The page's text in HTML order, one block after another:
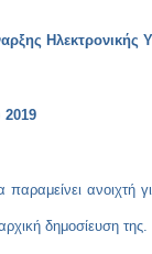
Ηλεκτρονικής
2019
ανοιχτή
δημοσίευση της.